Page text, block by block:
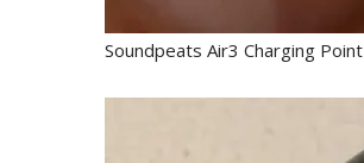
Soundpeats Air3 Charging Point